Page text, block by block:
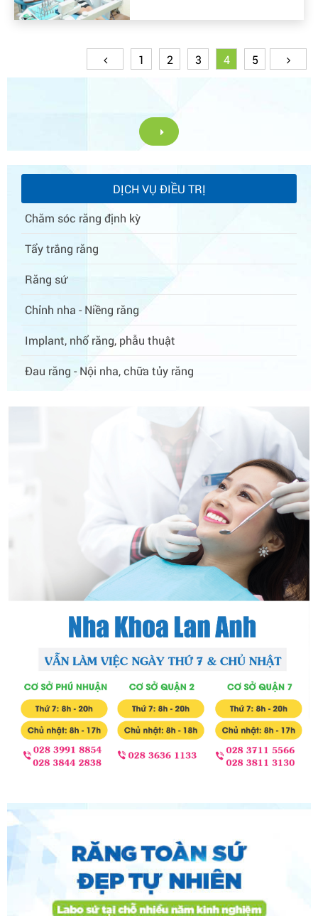
1 2 3 4 5
DỊCH VỤ ĐIỀU TRỊ
Chăm sóc răng định kỳ
Tẩy trắng răng
Răng sứ
Chỉnh nha - Niềng răng
Implant, nhổ răng, phẫu thuật
Đau răng - Nội nha, chữa tủy răng